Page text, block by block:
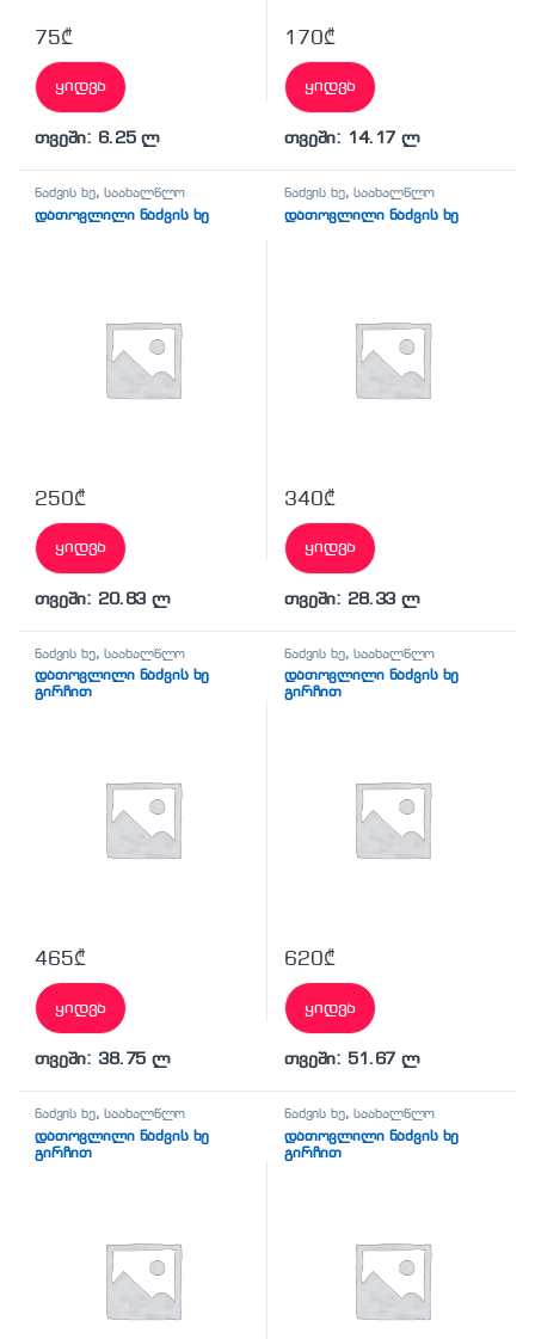
75₾
ყიდვა
თვეში: 6.25 ლ
170₾
ყიდვა
თვეში: 14.17 ლ
ნაძვის ხე,საახალწლო
დათოვლილი ნაძვის ხე
250₾
ყიდვა
თვეში: 20.83 ლ
ნაძვის ხე,საახალწლო
დათოვლილი ნაძვის ხე
340₾
ყიდვა
თვეში: 28.33 ლ
ნაძვის ხე,საახალწლო
დათოვლილი ნაძვის ხე
გირჩით
465₾
ყიდვა
თვეში: 38.75 ლ
ნაძვის ხე,საახალწლო
დათოვლილი ნაძვის ხე
გირჩით
620₾
ყიდვა
თვეში: 51.67 ლ
ნაძვის ხე,საახალწლო
დათოვლილი ნაძვის ხე
გირჩით
ნაძვის ხე,საახალწლო
დათოვლილი ნაძვის ხე
გირჩით